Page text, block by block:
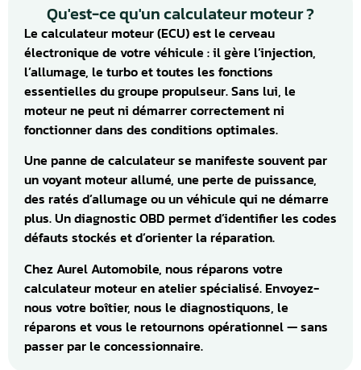
Qu'est-ce qu'un calculateur moteur ?
Le calculateur moteur (ECU) est le cerveau
électronique de votre véhicule : il gère l’injection,
l’allumage, le turbo et toutes les fonctions
essentielles du groupe propulseur. Sans lui, le
moteur ne peut ni démarrer correctement ni
fonctionner dans des conditions optimales.
Une panne de calculateur se manifeste souvent par
un voyant moteur allumé, une perte de puissance,
des ratés d’allumage ou un véhicule qui ne démarre
plus. Un diagnostic OBD permet d’identifier les codes
défauts stockés et d’orienter la réparation.
Chez Aurel Automobile, nous réparons votre
calculateur moteur en atelier spécialisé. Envoyez-
nous votre boîtier, nous le diagnostiquons, le
réparons et vous le retournons opérationnel — sans
passer par le concessionnaire.